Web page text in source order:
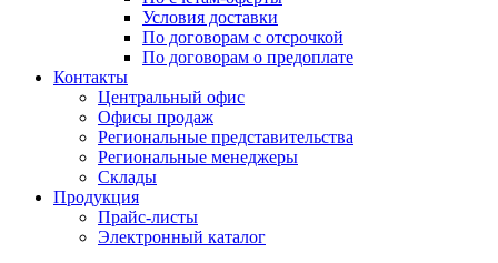
Условия доставки
По договорам с отсрочкой
По договорам о предоплате
Контакты
Центральный офис
Офисы продаж
Региональные представительства
Региональные менеджеры
Склады
Продукция
Прайс-листы
Электронный каталог